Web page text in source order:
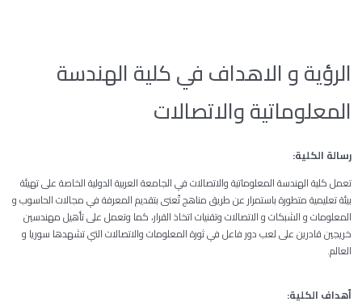
الرؤية و الاهداف في كلية الهندسة
المعلوماتية والاتصالات
رسالة الكلية:
تعمل كلية الهندسة المعلوماتية والاتصالات في الجامعة العربية الدولية الخاصة على تهيئة
بيئة تعليمية متطورة باستمرار عن طريق مناهج تُعنى بتقديم المعرفة في مجالات الحاسوب و
المعلومات و الشبكات و الاتصالات وتقنيات اتخاذ القرار، كما وتعمل على تأهيل مهندسين
خريجين قادرين على لعب دور فاعل في ثورة المعلومات والاتصالات التي تشهدها سوريا و
العالم.
أهداف الكلية: